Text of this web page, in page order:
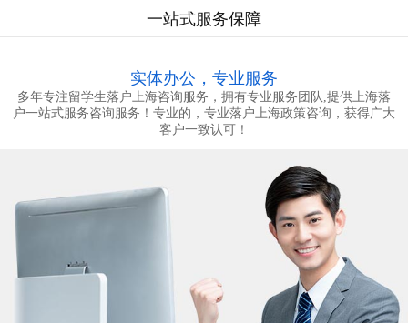
讯
们
一站式服务保障
实体办公，专业服务
多年专注留学生落户上海咨询服务，拥有专业服务团队,提供上海落
户一站式服务咨询服务！专业的，专业落户上海政策咨询，获得广大
客户一致认可！